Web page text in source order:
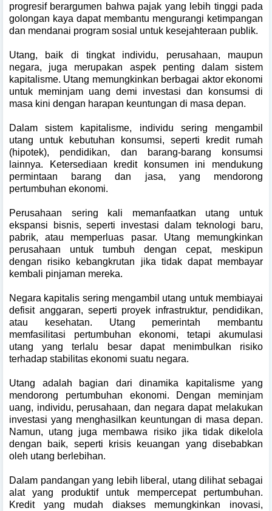
progresif berargumen bahwa pajak yang lebih tinggi pada
golongan kaya dapat membantu mengurangi ketimpangan
dan mendanai program sosial untuk kesejahteraan publik.
Utang, baik di tingkat individu, perusahaan, maupun
negara, juga merupakan aspek penting dalam sistem
kapitalisme. Utang memungkinkan berbagai aktor ekonomi
untuk meminjam uang demi investasi dan konsumsi di
masa kini dengan harapan keuntungan di masa depan.
Dalam sistem kapitalisme, individu sering mengambil
utang untuk kebutuhan konsumsi, seperti kredit rumah
(hipotek), pendidikan, dan barang-barang konsumsi
lainnya. Ketersediaan kredit konsumen ini mendukung
permintaan barang dan jasa, yang mendorong
pertumbuhan ekonomi.
Perusahaan sering kali memanfaatkan utang untuk
ekspansi bisnis, seperti investasi dalam teknologi baru,
pabrik, atau memperluas pasar. Utang memungkinkan
perusahaan untuk tumbuh dengan cepat, meskipun
dengan risiko kebangkrutan jika tidak dapat membayar
kembali pinjaman mereka.
Negara kapitalis sering mengambil utang untuk membiayai
defisit anggaran, seperti proyek infrastruktur, pendidikan,
atau kesehatan. Utang pemerintah membantu
memfasilitasi pertumbuhan ekonomi, tetapi akumulasi
utang yang terlalu besar dapat menimbulkan risiko
terhadap stabilitas ekonomi suatu negara.
Utang adalah bagian dari dinamika kapitalisme yang
mendorong pertumbuhan ekonomi. Dengan meminjam
uang, individu, perusahaan, dan negara dapat melakukan
investasi yang menghasilkan keuntungan di masa depan.
Namun, utang juga membawa risiko jika tidak dikelola
dengan baik, seperti krisis keuangan yang disebabkan
oleh utang berlebihan.
Dalam pandangan yang lebih liberal, utang dilihat sebagai
alat yang produktif untuk mempercepat pertumbuhan.
Kredit yang mudah diakses memungkinkan inovasi,